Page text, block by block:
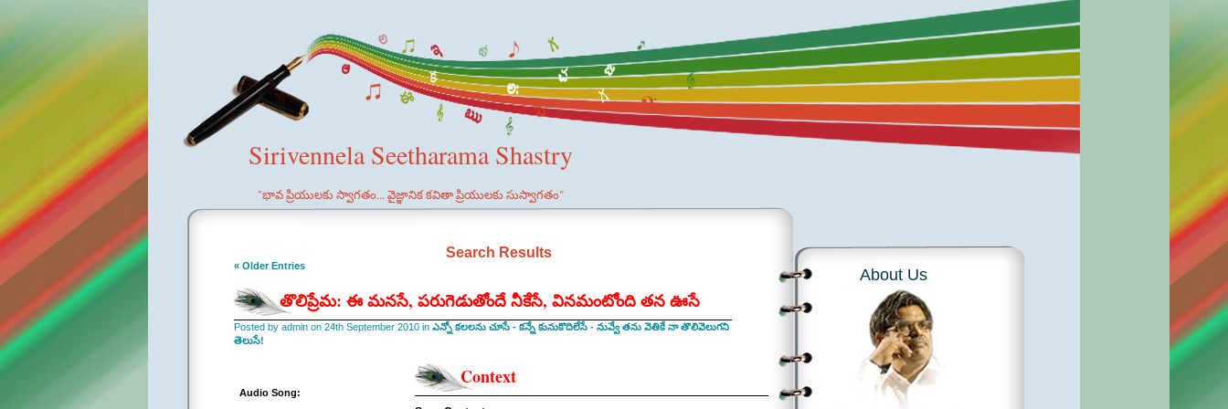
Sirivennela Seetharama Shastry
"భావ ప్రియులకు స్వాగతం... వైజ్ఞానిక కవితా ప్రియులకు సుస్వాగతం"
Search Results
« Older Entries
తొలిప్రేమ: ఈ మనసే, పరుగెడుతోందే నీకేసే, వినమంటోంది తన ఊసే
Posted by admin on 24th September 2010 in ఎన్నో కలలను చూసే - కన్నే కునుకొదిలేసే - నువ్వే తను వెతికే నా తొలివెలుగని
తెలుసే!
Audio Song:
Context
About Us